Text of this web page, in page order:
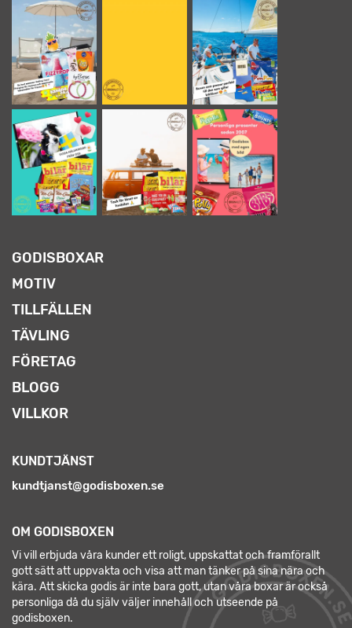
GODISBOXAR
MOTIV
TILLFÄLLEN
TÄVLING
FÖRETAG
BLOGG
VILLKOR
KUNDTJÄNST
kundtjanst@godisboxen.se
OM GODISBOXEN
Vi vill erbjuda våra kunder ett roligt, uppskattat och framförallt
gott sätt att uppvakta och visa att man tänker på sina nära och
kära. Att skicka godis är inte bara gott, utan våra boxar är också
personliga då du själv väljer innehåll och utseende på
godisboxen.